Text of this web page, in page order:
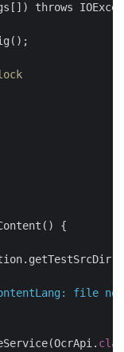
throws
{
file